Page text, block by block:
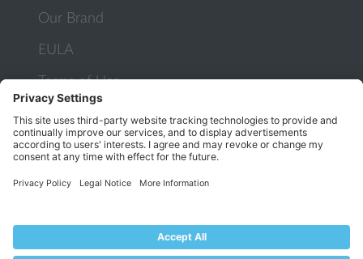
Our Brand
EULA
Terms of Use
Legal
Privacy Policy
Impressum
PRODUCT
Pricing